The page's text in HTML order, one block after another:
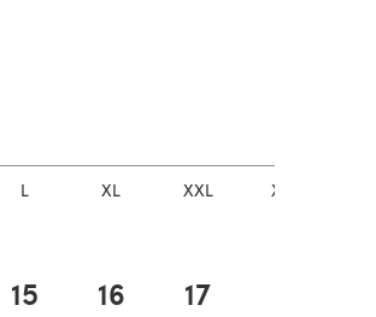
L XL XXL XXXL
15 16 17